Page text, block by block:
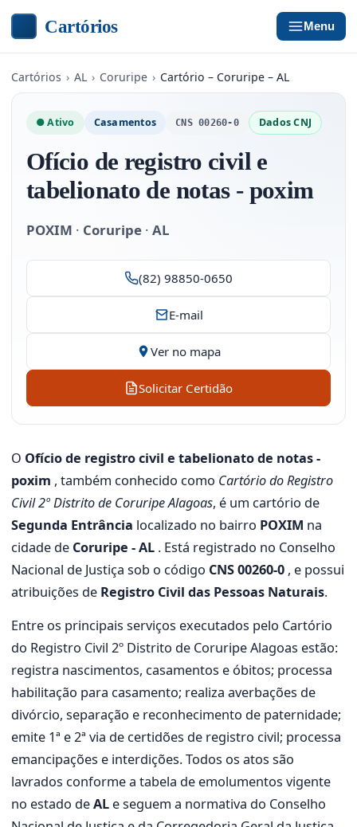
Cartórios Menu
Cartórios › AL › Coruripe › Cartório – Coruripe – AL
● Ativo Casamentos CNS 00260-0 Dados CNJ
Ofício de registro civil e
tabelionato de notas - poxim
POXIM · Coruripe · AL
(82) 98850-0650
E-mail
Ver no mapa
Solicitar Certidão
O Ofício de registro civil e tabelionato de notas -
poxim , também conhecido como Cartório do Registro
Civil 2º Distrito de Coruripe Alagoas, é um cartório de
Segunda Entrância localizado no bairro POXIM na
cidade de Coruripe - AL . Está registrado no Conselho
Nacional de Justiça sob o código CNS 00260-0 , e possui
atribuições de Registro Civil das Pessoas Naturais.
Entre os principais serviços executados pelo Cartório
do Registro Civil 2º Distrito de Coruripe Alagoas estão:
registra nascimentos, casamentos e óbitos; processa
habilitação para casamento; realiza averbações de
divórcio, separação e reconhecimento de paternidade;
emite 1ª e 2ª via de certidões de registro civil; processa
emancipações e interdições. Todos os atos são
lavrados conforme a tabela de emolumentos vigente
no estado deAL e seguem a normativa do Conselho